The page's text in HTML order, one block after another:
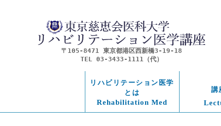
〒105-8471 東京都港区西新橋3-19-18
TEL 03-3433-1111（代）
リハビリテーション医学
とは
Rehabilitation Med
講